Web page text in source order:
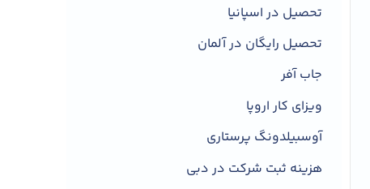
تحصیل در اسپانیا
تحصیل رایگان در آلمان
جاب آفر
ویزای کار اروپا
آوسبیلدونگ پرستاری
هزینه ثبت شرکت در دبی